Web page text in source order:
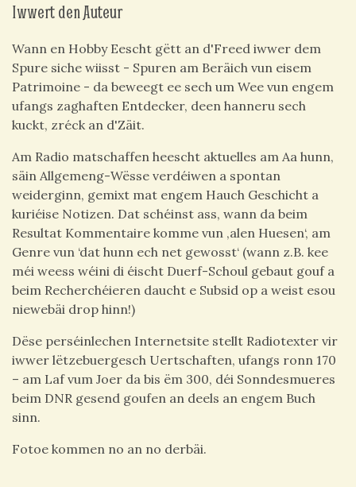
Iwwert den Auteur
Wann en Hobby Eescht gëtt an d'Freed iwwer dem
Spure siche wiisst - Spuren am Beräich vun eisem
Patrimoine - da beweegt ee sech um Wee vun engem
ufangs zaghaften Entdecker, deen hanneru sech
kuckt, zréck an d'Zäit.
Am Radio matschaffen heescht aktuelles am Aa hunn,
säin Allgemeng-Wësse verdéiwen a spontan
weiderginn, gemixt mat engem Hauch Geschicht a
kuriéise Notizen. Dat schéinst ass, wann da beim
Resultat Kommentaire komme vun ‚alen Huesen‘, am
Genre vun ‘dat hunn ech net gewosst‘ (wann z.B. kee
méi weess wéini di éischt Duerf-Schoul gebaut gouf a
beim Recherchéieren daucht e Subsid op a weist esou
niewebäi drop hinn!)
Dëse perséinlechen Internetsite stellt Radiotexter vir
iwwer lëtzebuergesch Uertschaften, ufangs ronn 170
– am Laf vum Joer da bis ëm 300, déi Sonndesmueres
beim DNR gesend goufen an deels an engem Buch
sinn.
Fotoe kommen no an no derbäi.